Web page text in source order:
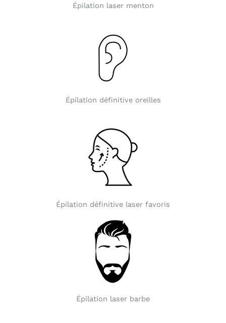
Épilation laser menton
Épilation définitive oreilles
Épilation définitive laser favoris
Épilation laser barbe